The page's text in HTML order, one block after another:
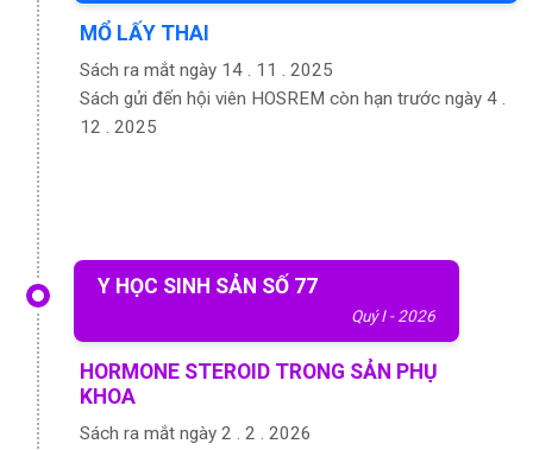
MỔ LẤY THAI
Sách ra mắt ngày 14 . 11 . 2025
Sách gửi đến hội viên HOSREM còn hạn trước ngày 4 .
12 . 2025
Y HỌC SINH SẢN SỐ 77
Quý I - 2026
HORMONE STEROID TRONG SẢN PHỤ
KHOA
Sách ra mắt ngày 2 . 2 . 2026